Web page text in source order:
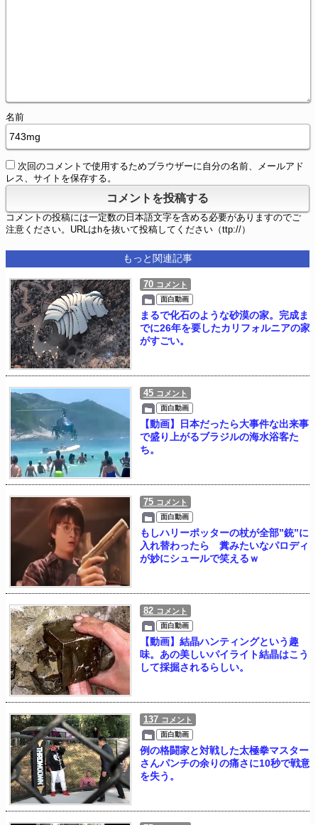
名前
次回のコメントで使用するためブラウザーに自分の名前、メールアド
レス、サイトを保存する。
コメントの投稿には一定数の日本語文字を含める必要がありますのでご
注意ください。URLはhを抜いて投稿してください（ttp://）
もっと関連記事
70 コメント
面白動画
まるで化石のような砂漠の家。完成ま
でに26年を要したカリフォルニアの家
がすごい。
45 コメント
面白動画
【動画】日本だったら大事件な出来事
で盛り上がるブラジルの海水浴客た
ち。
75 コメント
面白動画
もしハリーポッターの杖が全部”銃”に
入れ替わったら 糞みたいなパロディ
が妙にシュールで笑えるｗ
82 コメント
面白動画
【動画】結晶ハンティングという趣
味。あの美しいパイライト結晶はこう
して採掘されるらしい。
137 コメント
面白動画
例の格闘家と対戦した太極拳マスター
さんパンチの余りの痛さに10秒で戦意
を失う。